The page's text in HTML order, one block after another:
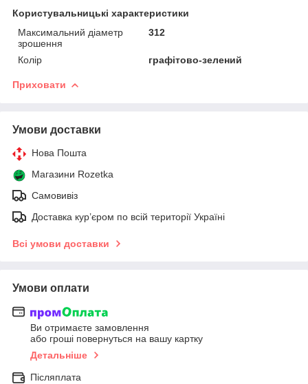
Користувальницькі характеристики
Максимальний діаметр
зрошення
312
Колір графітово-зелений
Приховати
Умови доставки
Нова Пошта
Магазини Rozetka
Самовивіз
Доставка кур’єром по всій території Україні
Всі умови доставки
Умови оплати
Ви отримаєте замовлення
або гроші повернуться на вашу картку
Детальніше
Післяплата